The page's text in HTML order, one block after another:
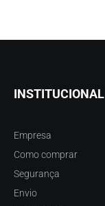
INSTITUCIONAL
Empresa
Como comprar
Segurança
Envio